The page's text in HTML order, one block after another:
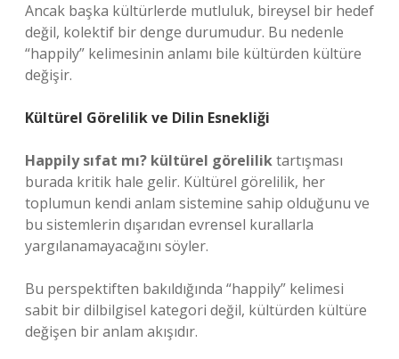
Ancak başka kültürlerde mutluluk, bireysel bir hedef
değil, kolektif bir denge durumudur. Bu nedenle
“happily” kelimesinin anlamı bile kültürden kültüre
değişir.
Kültürel Görelilik ve Dilin Esnekliği
Happily sıfat mı? kültürel göreliliktartışması
burada kritik hale gelir. Kültürel görelilik, her
toplumun kendi anlam sistemine sahip olduğunu ve
bu sistemlerin dışarıdan evrensel kurallarla
yargılanamayacağını söyler.
Bu perspektiften bakıldığında “happily” kelimesi
sabit bir dilbilgisel kategori değil, kültürden kültüre
değişen bir anlam akışıdır.